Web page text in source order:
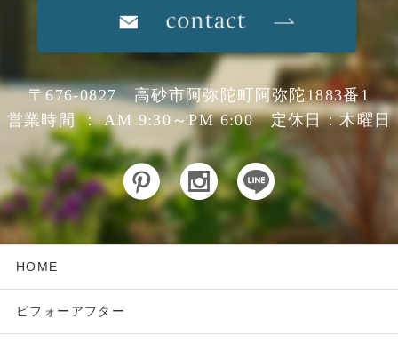
〒676-0827 高砂市阿弥陀町阿弥陀1883番1
営業時間 ： AM 9:30～PM 6:00 定休日：木曜日
HOME
ビフォーアフター